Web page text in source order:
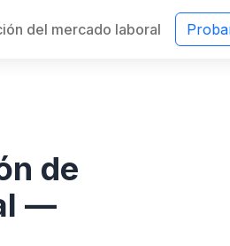
del mercado laboral
de
—